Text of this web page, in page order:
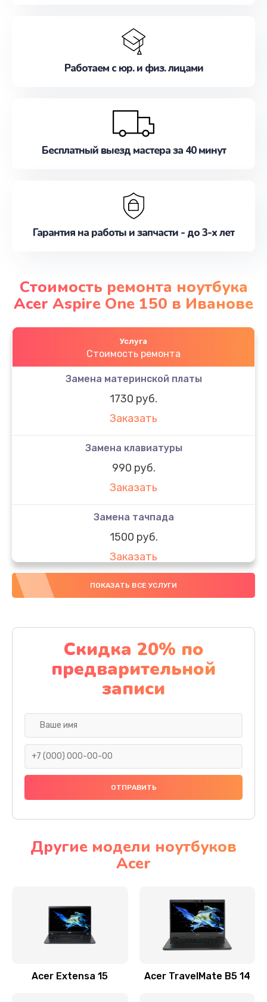
Работаем с юр. и физ. лицами
Бесплатный выезд мастера за 40 минут
Гарантия на работы и запчасти - до 3-х лет
Стоимость ремонта ноутбука
Acer Aspire One 150 в Иванове
Услуга
Стоимость ремонта
Замена материнской платы
1730 руб.
Заказать
Замена клавиатуры
990 руб.
Заказать
Замена тачпада
1500 руб.
Заказать
Замена южного моста
Заказать
Чистка от пыли
1060 руб.
Заказать
Ремонт подсветки
Настройка BIOS
Замена видеочипа
Заказать
ПОКАЗАТЬ ВСЕ УСЛУГИ
Скидка 20% по
предварительной
записи
Другие модели ноутбуков
Acer
Acer Extensa 15 Acer TravelMate B5 14